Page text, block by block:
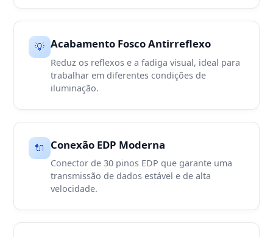
💡 Acabamento Fosco Antirreflexo
Reduz os reflexos e a fadiga visual, ideal para
trabalhar em diferentes condições de
iluminação.
🔌 Conexão EDP Moderna
Conector de 30 pinos EDP que garante uma
transmissão de dados estável e de alta
velocidade.